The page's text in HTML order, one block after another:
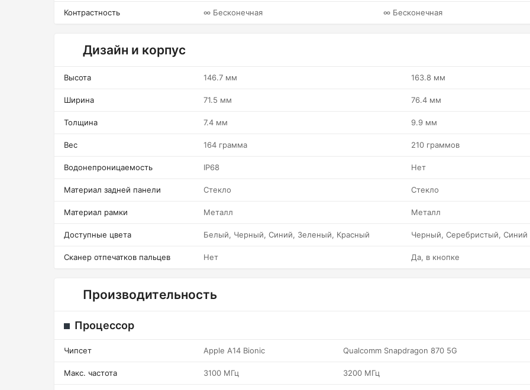
Контрастность ∞ Бесконечная ∞ Бесконечная
Дизайн и корпус
Высота 146.7 мм 163.8 мм
Ширина 71.5 мм 76.4 мм
Толщина 7.4 мм 9.9 мм
Вес 164 грамма 210 граммов
Водонепроницаемость IP68 Нет
Материал задней панели Стекло Стекло
Материал рамки Металл Металл
Доступные цвета Белый, Черный, Синий, Зеленый, Красный Черный, Серебристый, Синий
Сканер отпечатков пальцев Нет Да, в кнопке
Производительность
Процессор
Чипсет Apple A14 Bionic Qualcomm Snapdragon 870 5G
Макс. частота 3100 МГц 3200 МГц